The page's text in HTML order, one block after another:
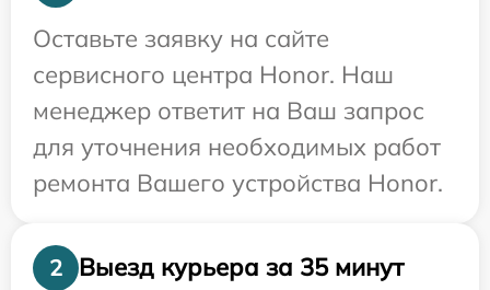
Оставьте заявку на сайте
сервисного центра Honor. Наш
менеджер ответит на Ваш запрос
для уточнения необходимых работ
ремонта Вашего устройства Honor.
2
Выезд курьера за 35 минут